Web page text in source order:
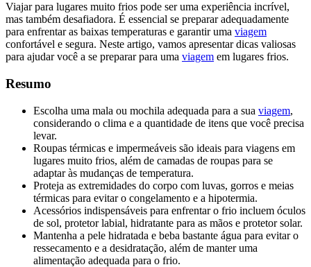
Viajar para lugares muito frios pode ser uma experiência incrível,
mas também desafiadora. É essencial se preparar adequadamente
para enfrentar as baixas temperaturas e garantir uma viagem
confortável e segura. Neste artigo, vamos apresentar dicas valiosas
para ajudar você a se preparar para uma viagem em lugares frios.
Resumo
Escolha uma mala ou mochila adequada para a sua viagem,
considerando o clima e a quantidade de itens que você precisa
levar.
Roupas térmicas e impermeáveis são ideais para viagens em
lugares muito frios, além de camadas de roupas para se
adaptar às mudanças de temperatura.
Proteja as extremidades do corpo com luvas, gorros e meias
térmicas para evitar o congelamento e a hipotermia.
Acessórios indispensáveis para enfrentar o frio incluem óculos
de sol, protetor labial, hidratante para as mãos e protetor solar.
Mantenha a pele hidratada e beba bastante água para evitar o
ressecamento e a desidratação, além de manter uma
alimentação adequada para o frio.